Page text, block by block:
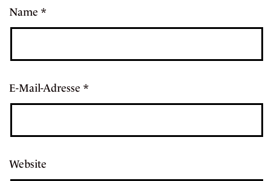
Name *
E-Mail-Adresse *
Website